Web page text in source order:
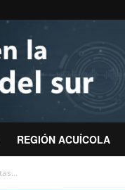
REGIÓN ACUÍCOLA